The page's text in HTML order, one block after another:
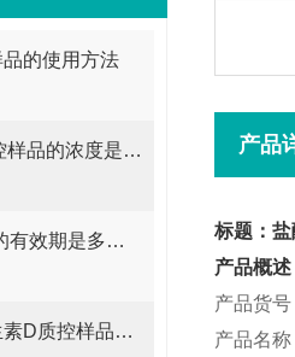
的使用方法
胰岛素生长因子-1质控样品的浓度是多少呢？
纤维蛋白原质控样品的有效期是多久呢？
亿迅生物 25-羟基维生素D质控样品的浓度是多少呢？
产品
标题：
产品概述
产品货
产品名称